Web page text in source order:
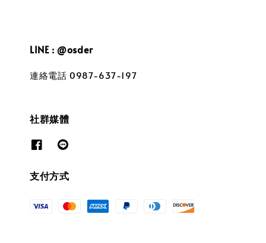
LINE : @osder
連絡電話 0987-637-197
社群媒體
支付方式